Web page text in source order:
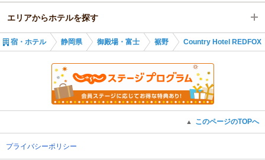
静岡県
御殿場・富士
御殿場駅
エリアからホテルを探す
静岡県
御殿場・富士
裾野
宿・ホテル 静岡県 御殿場・富士 裾野 Country Hotel REDFOX
▲ このページのTOPへ
プライバシーポリシー